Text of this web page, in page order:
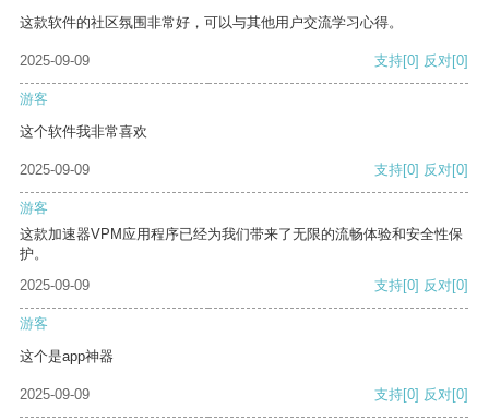
这款软件的社区氛围非常好，可以与其他用户交流学习心得。
2025-09-09 支持[0] 反对[0]
游客
这个软件我非常喜欢
2025-09-09 支持[0] 反对[0]
游客
这款加速器VPM应用程序已经为我们带来了无限的流畅体验和安全性保
护。
2025-09-09
支持[0] 反对[0]
游客
这个是app神器
2025-09-09 支持[0] 反对[0]